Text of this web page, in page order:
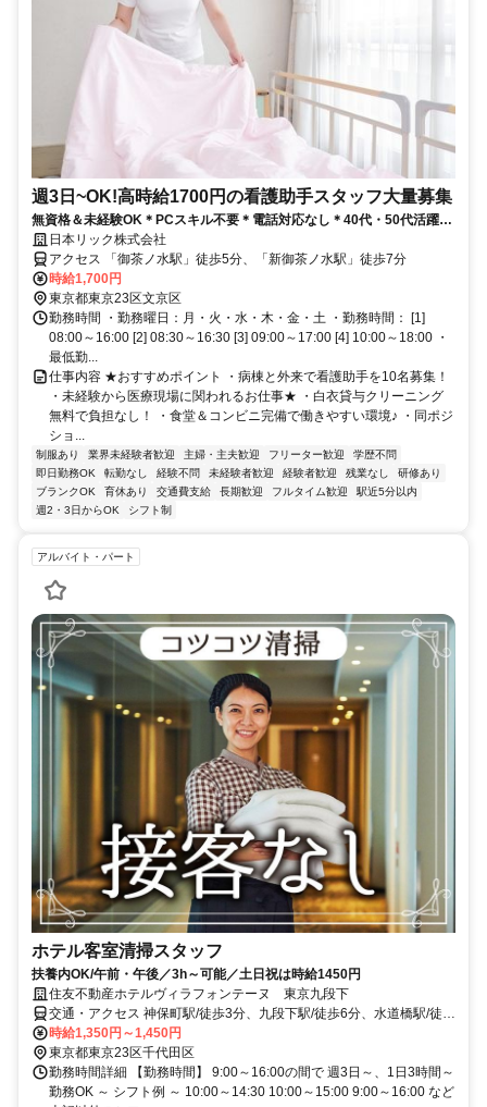
週3日~OK!高時給1700円の看護助手スタッフ大量募集
無資格＆未経験OK＊PCスキル不要＊電話対応なし＊40代・50代活躍
中！日本リック株式会社
アクセス 「御茶ノ水駅」徒歩5分、「新御茶ノ水駅」徒歩7分
時給1,700円
東京都東京23区文京区
勤務時間 ・勤務曜日：月・火・水・木・金・土 ・勤務時間： [1]
08:00～16:00 [2] 08:30～16:30 [3] 09:00～17:00 [4] 10:00～18:00 ・
最低勤...
仕事内容 ★おすすめポイント ・病棟と外来で看護助手を10名募集！
・未経験から医療現場に関われるお仕事★ ・白衣貸与クリーニング
無料で負担なし！ ・食堂＆コンビニ完備で働きやすい環境♪ ・同ポジ
ショ...
制服あり 業界未経験者歓迎 主婦・主夫歓迎 フリーター歓迎
学歴不問
即日勤務OK
転勤なし 経験不問 未経験者歓迎 経験者歓迎 残業なし
研修あり
ブランクOK
育休あり 交通費支給 長期歓迎 フルタイム歓迎
駅近5分以内
週2・3日からOK
シフト制
アルバイト・パート
ホテル客室清掃スタッフ
扶養内OK/午前・午後／3h～可能／土日祝は時給1450円
住友不動産ホテルヴィラフォンテーヌ 東京九段下
交通・アクセス 神保町駅/徒歩3分、九段下駅/徒歩6分、水道橋駅/徒歩
7分
時給1,350円～1,450円
東京都東京23区千代田区
勤務時間詳細 【勤務時間】 9:00～16:00の間で 週3日～、1日3時間～
勤務OK ～ シフト例 ～ 10:00～14:30 10:00～15:00 9:00～16:00 など